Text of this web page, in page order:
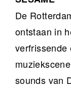
De
ontstaan in
verfrissende
sounds van